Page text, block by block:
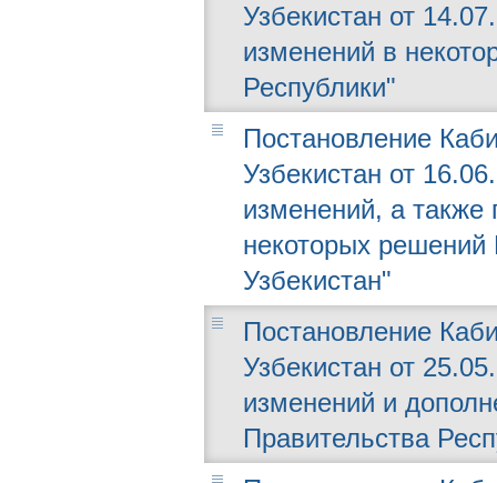
Узбекистан от
изменений в
Республики"
Постановление
Узбекистан от
изменений, а также
некоторых решений
Узбекистан"
Постановление
Узбекистан от
изменений и
Правительства